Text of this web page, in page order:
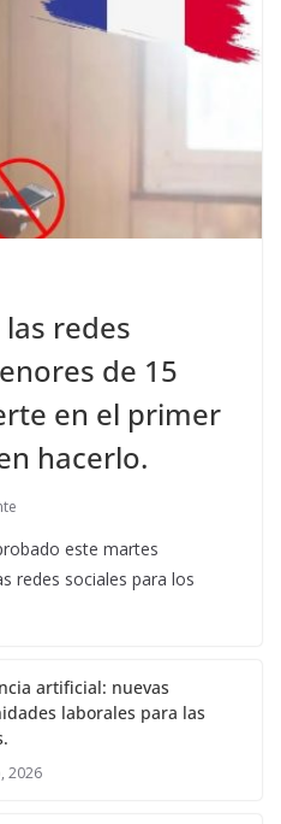
redes
de 15
en el primer
hacerlo.
este martes
redes sociales para los
artificial: nuevas
laborales para las
2026